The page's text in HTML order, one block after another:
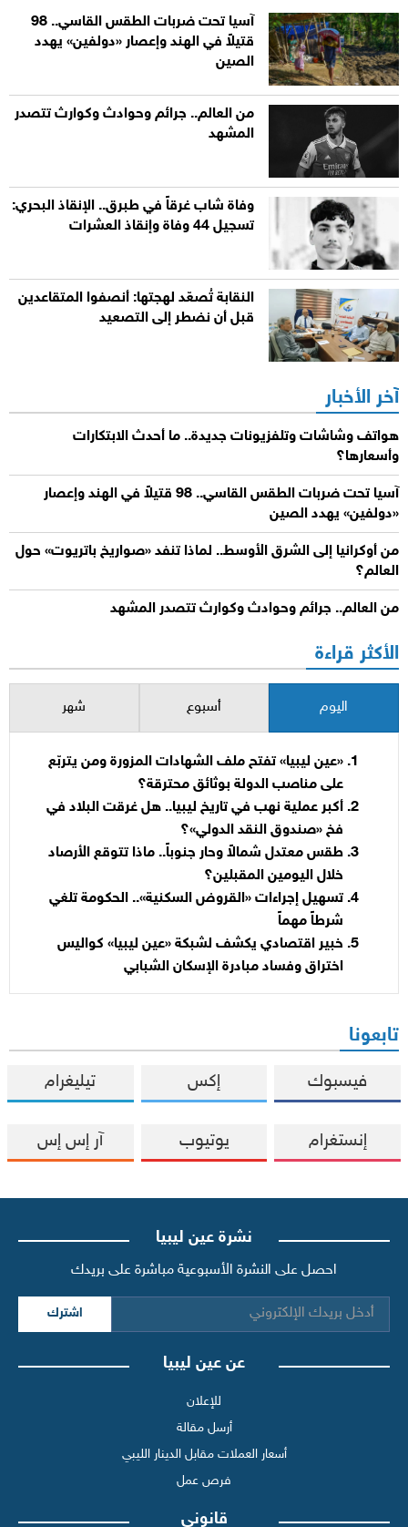
آسيا تحت ضربات الطقس القاسي.. 98
قتيلاً في الهند وإعصار «دولفين» يهدد
الصين
من العالم.. جرائم وحوادث وكوارث تتصدر
المشهد
وفاة شاب غرقاً في طبرق.. الإنقاذ البحري:
تسجيل 44 وفاة وإنقاذ العشرات
النقابة تُصعّد لهجتها: أنصفوا المتقاعدين
قبل أن نضطر إلى التصعيد
آخر الأخبار
هواتف وشاشات وتلفزيونات جديدة.. ما أحدث الابتكارات
وأسعارها؟
آسيا تحت ضربات الطقس القاسي.. 98 قتيلاً في الهند وإعصار
«دولفين» يهدد الصين
من أوكرانيا إلى الشرق الأوسط.. لماذا تنفد «صواريخ باتريوت» حول
العالم؟
من العالم.. جرائم وحوادث وكوارث تتصدر المشهد
الأكثر قراءة
اليوم أسبوع شهر
«عين ليبيا» تفتح ملف الشهادات المزورة ومن يتربّع
على مناصب الدولة بوثائق محترقة؟
أكبر عملية نهب في تاريخ ليبيا.. هل غرقت البلاد في
فخ «صندوق النقد الدولي»؟
طقس معتدل شمالاً وحار جنوباً.. ماذا تتوقع الأرصاد
خلال اليومين المقبلين؟
تسهيل إجراءات «القروض السكنية».. الحكومة تلغي
شرطاً مهماً
خبير اقتصادي يكشف لشبكة «عين ليبيا» كواليس
اختراق وفساد مبادرة الإسكان الشبابي
تابعونا
فيسبوك إكس تيليغرام
إنستغرام يوتيوب آر إس إس
نشرة عين ليبيا
احصل على النشرة الأسبوعية مباشرة على بريدك
اشترك
عن عين ليبيا
للإعلان
أرسل مقالة
أسعار العملات مقابل الدينار الليبي
فرص عمل
قانوني